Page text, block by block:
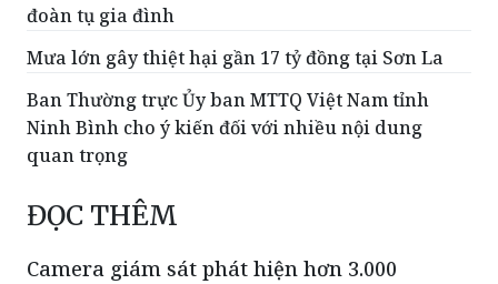
đoàn tụ gia đình
Mưa lớn gây thiệt hại gần 17 tỷ đồng tại Sơn La
Ban Thường trực Ủy ban MTTQ Việt Nam tỉnh
Ninh Bình cho ý kiến đối với nhiều nội dung
quan trọng
ĐỌC THÊM
Camera giám sát phát hiện hơn 3.000